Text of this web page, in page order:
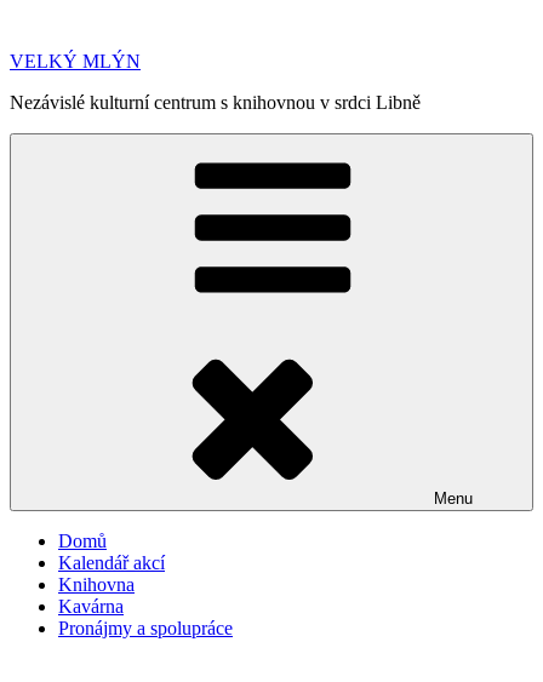
obsahu
VELKÝ MLÝN
Nezávislé kulturní centrum s knihovnou v srdci Libně
Menu
Domů
Kalendář akcí
Knihovna
Kavárna
Pronájmy a spolupráce